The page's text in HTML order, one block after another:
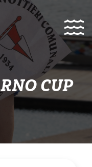
CUP